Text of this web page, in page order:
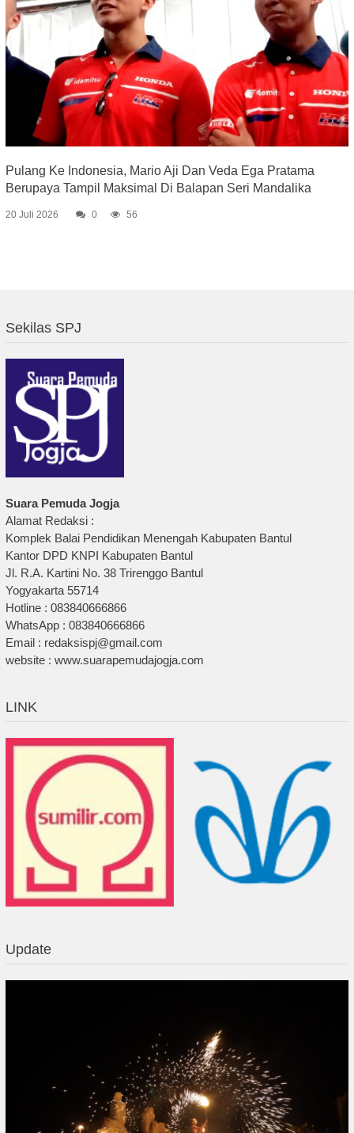
Pulang Ke Indonesia, Mario Aji Dan Veda Ega Pratama
Berupaya Tampil Maksimal Di Balapan Seri Mandalika
20 Juli 2026 0 56
Sekilas SPJ
Suara Pemuda Jogja
Alamat Redaksi :
Komplek Balai Pendidikan Menengah Kabupaten Bantul
Kantor DPD KNPI Kabupaten Bantul
Jl. R.A. Kartini No. 38 Trirenggo Bantul
Yogyakarta 55714
Hotline : 083840666866
WhatsApp : 083840666866
Email : redaksispj@gmail.com
website : www.suarapemudajogja.com
LINK
Update